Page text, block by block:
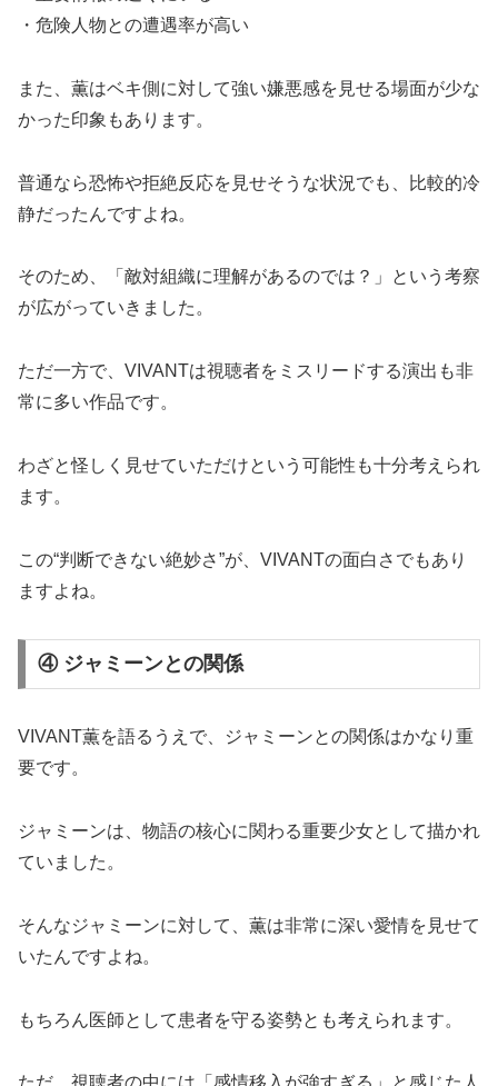
・危険人物との遭遇率が高い
また、薫はベキ側に対して強い嫌悪感を見せる場面が少な
かった印象もあります。
普通なら恐怖や拒絶反応を見せそうな状況でも、比較的冷
静だったんですよね。
そのため、「敵対組織に理解があるのでは？」という考察
が広がっていきました。
ただ一方で、VIVANTは視聴者をミスリードする演出も非
常に多い作品です。
わざと怪しく見せていただけという可能性も十分考えられ
ます。
この“判断できない絶妙さ”が、VIVANTの面白さでもあり
ますよね。
④ ジャミーンとの関係
VIVANT薫を語るうえで、ジャミーンとの関係はかなり重
要です。
ジャミーンは、物語の核心に関わる重要少女として描かれ
ていました。
そんなジャミーンに対して、薫は非常に深い愛情を見せて
いたんですよね。
もちろん医師として患者を守る姿勢とも考えられます。